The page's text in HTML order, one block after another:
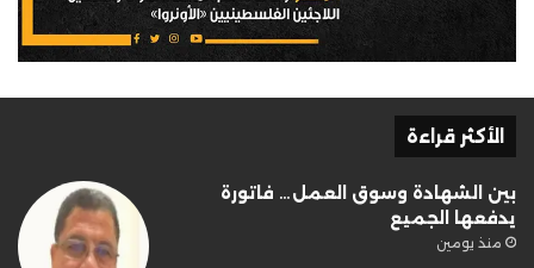
الأكثر قراءة
بين الشهادة وسوق العمل… فاتورة
يدفعها الجميع
منذ يومين